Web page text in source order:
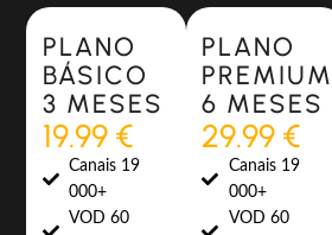
Most Popular
PLANO
BÁSICO
3 MESES
19.99 €
Canais 19
000+
VOD 60
Most Popular
PLANO
PREMIUM
6 MESES
29.99 €
Canais 19
000+
VOD 60